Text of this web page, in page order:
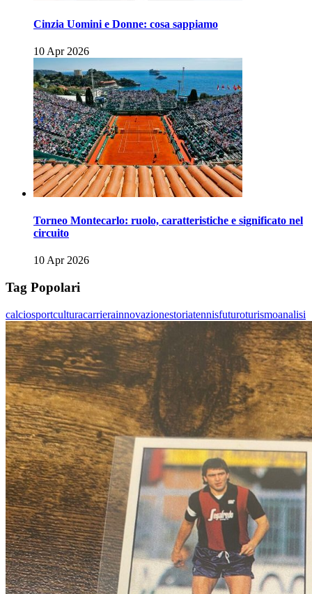
Cinzia Uomini e Donne: cosa sappiamo
10 Apr 2026
Torneo Montecarlo: ruolo, caratteristiche e significato nel
circuito
10 Apr 2026
Tag Popolari
calciosportculturacarrierainnovazionestoriatennisfuturoturismoanalisi